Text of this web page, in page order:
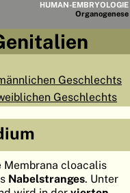
HUMAN-EMBRYOLOGIE
Organogenese
Modul21
KAPITELLISTE
LERNZIELE
ABSTRAKT
◀SEITE▶
Geschlechts
Geschlechts
Membrana cloacalis
Nabelstranges. Unter